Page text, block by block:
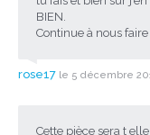
BIEN.
Continue à nous
rose17 le 5 décembre
Cette pièce sera t